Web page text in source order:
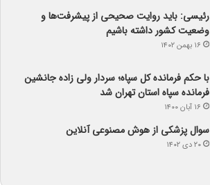
رئیسی: باید روایت صحیحی از پیشرفت‌ها و
وضعیت کشور داشته باشیم
۱۶ بهمن ۱۴۰۲
با حکم فرمانده کل سپاه؛ سردار ولی زاده جانشین
فرمانده سپاه استان تهران شد
۱۶ آبان ۱۴۰۰
سوال پزشکی از هوش مصنوعی آنلاین
۲۰ دی ۱۴۰۲